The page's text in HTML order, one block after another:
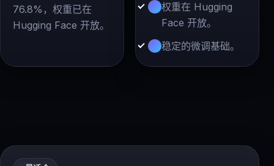
76.8%，权重已在
Hugging Face 开放。
权重在 Hugging
Face 开放。
稳定的微调基础。